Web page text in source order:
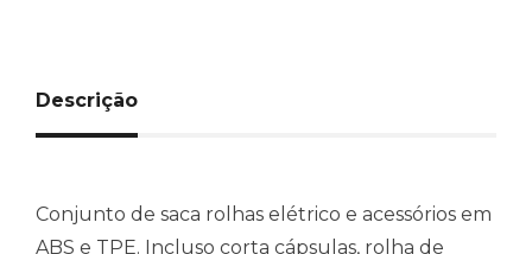
Descrição
Conjunto de saca rolhas elétrico e acessórios em
ABS e TPE. Incluso corta cápsulas, rolha de